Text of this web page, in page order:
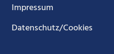
Impressum
Datenschutz/Cookies